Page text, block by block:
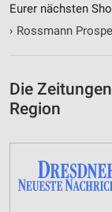
Eurer nächsten
› Rossmann
Die
Region